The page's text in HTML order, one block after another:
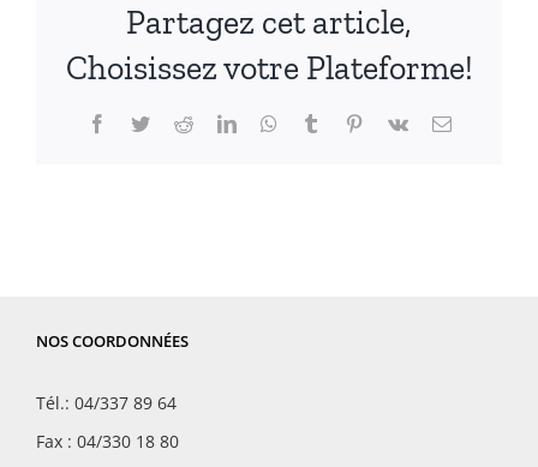
Partagez cet article,
Choisissez votre Plateforme!
Facebook
TwitterRedditLinkedInWhatsApp
TumblrPinterest
Vk Email
NOS COORDONNÉES
Tél.: 04/337 89 64
Fax : 04/330 18 80